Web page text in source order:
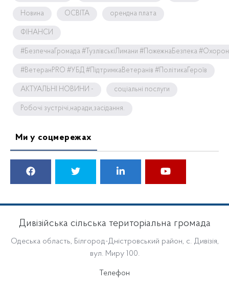
Новина ОСВІТА орендна плата
ФІНАНСИ
#БезпечнаГромада #ТузлівськіЛимани #ПожежнаБезпека
#ВетеранPRO #УБД #ПідтримкаВетеранів #ПолітикаГероїв
АКТУАЛЬНІ НОВИНИ - соціальні послуги
Робочі зустрічі,наради,засідання.
Ми у соцмережах
Дивізійська сільська територіальна громада
Одеська область, Білгород-Дністровський район, с. Дивізія,
вул. Миру 100.
Телефон